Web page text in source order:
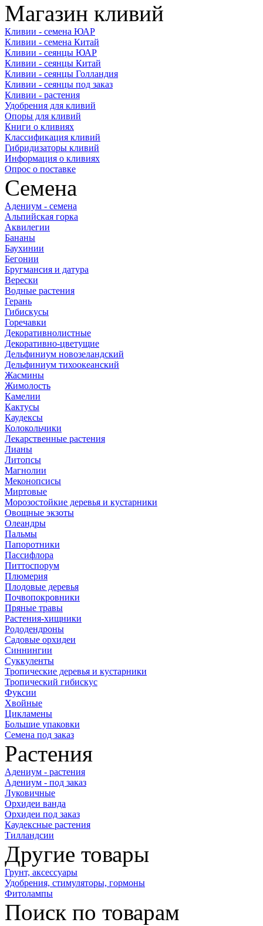
Магазин кливий
Кливии - семена ЮАР
Кливии - семена Китай
Кливии - сеянцы ЮАР
Кливии - сеянцы Китай
Кливии - сеянцы Голландия
Кливии - сеянцы под заказ
Кливии - растения
Удобрения для кливий
Опоры для кливий
Книги о кливиях
Классификация кливий
Гибридизаторы кливий
Информация о кливиях
Опрос о поставке
Семена
Адениум - семена
Альпийская горка
Аквилегии
Бананы
Баухинии
Бегонии
Бругмансия и датура
Верески
Водные растения
Герань
Гибискусы
Горечавки
Декоративнолистные
Декоративно-цветущие
Дельфиниум новозеландский
Дельфиниум тихоокеанский
Жасмины
Жимолость
Камелии
Кактусы
Каудексы
Колокольчики
Лекарственные растения
Лианы
Литопсы
Магнолии
Меконопсисы
Миртовые
Морозостойкие деревья и кустарники
Овощные экзоты
Олеандры
Пальмы
Папоротники
Пассифлора
Питтоспорум
Плюмерия
Плодовые деревья
Почвопокровники
Пряные травы
Растения-хищники
Рододендроны
Садовые орхидеи
Синнингии
Суккуленты
Тропические деревья и кустарники
Тропический гибискус
Фуксии
Хвойные
Цикламены
Большие упаковки
Семена под заказ
Растения
Адениум - растения
Адениум - под заказ
Луковичные
Орхидеи ванда
Орхидеи под заказ
Каудексные растения
Тилландсии
Другие товары
Грунт, аксессуары
Удобрения, стимуляторы, гормоны
Фитолампы
Поиск по товарам